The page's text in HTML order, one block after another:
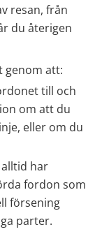
resan, från
du återigen
genom att:
till och
om att du
, eller
har
fordon som
försening
parter.